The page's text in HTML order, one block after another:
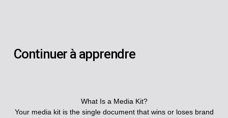
Continuer à apprendre
What Is a Media Kit?
Your media kit is the single document that wins or loses brand